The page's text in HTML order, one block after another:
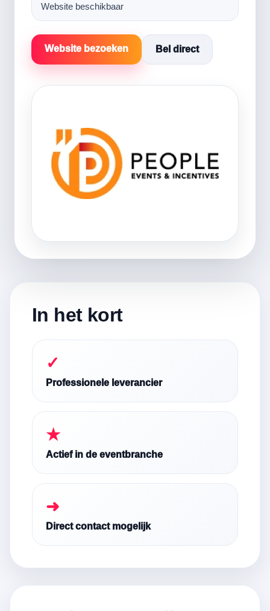
Website beschikbaar
Website bezoeken Bel direct
In het kort
✓
Professionele leverancier
★
Actief in de eventbranche
➜
Direct contact mogelijk